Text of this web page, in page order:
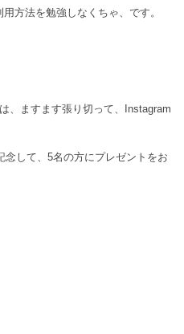
方法を勉強しなくちゃ、です。
、ますます張り切って、Instagram
念して、5名の方にプレゼントをお